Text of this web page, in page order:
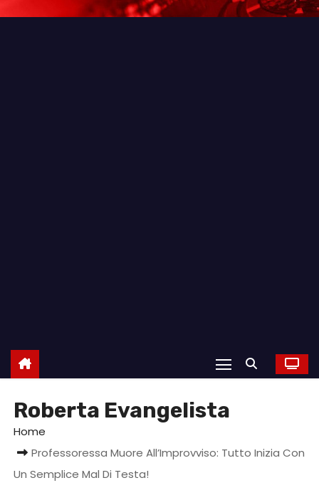
Roberta Evangelista
Home
Professoressa Muore All’Improvviso: Tutto Inizia Con
Un Semplice Mal Di Testa!